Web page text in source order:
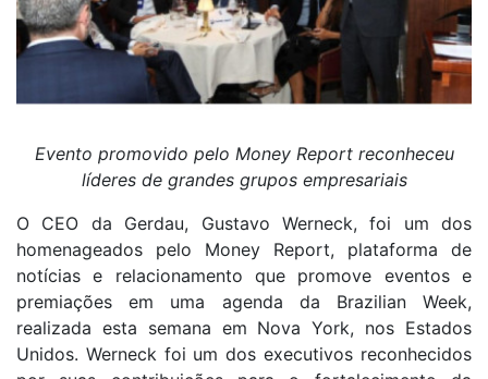
Evento promovido pelo Money Report reconheceu
líderes de grandes grupos empresariais
O CEO da Gerdau, Gustavo Werneck, foi um dos
homenageados pelo Money Report, plataforma de
notícias e relacionamento que promove eventos e
premiações em uma agenda da Brazilian Week,
realizada esta semana em Nova York, nos Estados
Unidos. Werneck foi um dos executivos reconhecidos